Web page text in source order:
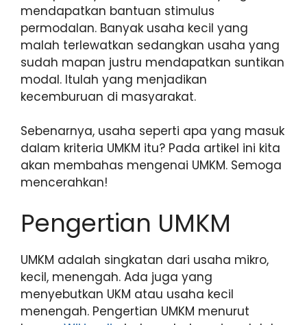
mendapatkan bantuan stimulus
permodalan. Banyak usaha kecil yang
malah terlewatkan sedangkan usaha yang
sudah mapan justru mendapatkan suntikan
modal. Itulah yang menjadikan
kecemburuan di masyarakat.
Sebenarnya, usaha seperti apa yang masuk
dalam kriteria UMKM itu? Pada artikel ini kita
akan membahas mengenai UMKM. Semoga
mencerahkan!
Pengertian UMKM
UMKM adalah singkatan dari usaha mikro,
kecil, menengah. Ada juga yang
menyebutkan UKM atau usaha kecil
menengah. Pengertian UMKM menurut